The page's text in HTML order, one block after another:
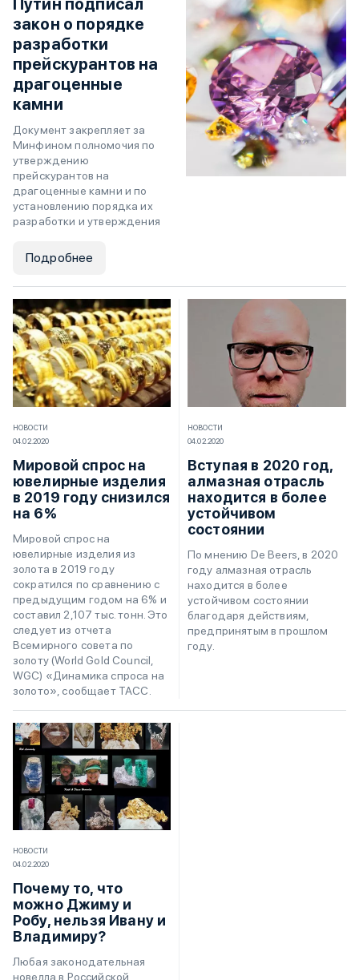
Путин подписал
закон о порядке
разработки
прейскурантов на
драгоценные
камни
Документ закрепляет за
Минфином полномочия по
утверждению
прейскурантов на
драгоценные камни и по
установлению порядка их
разработки и утверждения
Подробнее
НОВОСТИ
04.02.2020
Мировой спрос на
ювелирные изделия
в 2019 году снизился
на 6%
Мировой спрос на
ювелирные изделия из
золота в 2019 году
сократился по сравнению с
предыдущим годом на 6% и
составил 2,107 тыс. тонн. Это
следует из отчета
Всемирного совета по
золоту (World Gold Council,
WGC) «Динамика спроса на
золото», сообщает ТАСС.
НОВОСТИ
04.02.2020
Вступая в 2020 год,
алмазная отрасль
находится в более
устойчивом
состоянии
По мнению De Beers, в 2020
году алмазная отрасль
находится в более
устойчивом состоянии
благодаря действиям,
предпринятым в прошлом
году.
НОВОСТИ
04.02.2020
Почему то, что
можно Джиму и
Робу, нельзя Ивану и
Владимиру?
Любая законодательная
новелла в Российской